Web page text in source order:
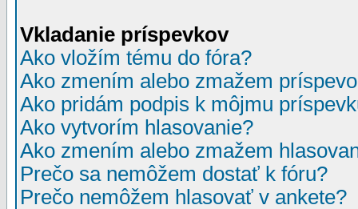
Vkladanie príspevkov
Ako vložím tému do fóra?
Ako zmením alebo zmažem
Ako pridám podpis k môjmu
Ako vytvorím hlasovanie?
Ako zmením alebo zmažem
Prečo sa nemôžem dostať k fóru?
Prečo nemôžem hlasovať v ankete?